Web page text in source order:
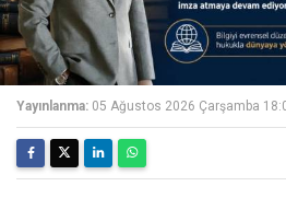
Yayınlanma: 05 Ağustos 2026 Çarşamba